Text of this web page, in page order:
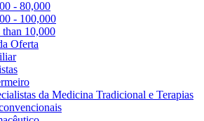
- 80,000
- 100,000
than 10,000
Oferta
da Medicina Tradicional e Terapias